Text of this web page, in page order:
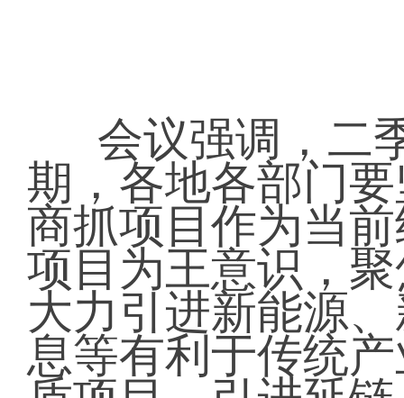
会议强调，二
期，各地各部门
商抓项目作为当
项目为王意识，
大力引进新能源
息等有利于传统